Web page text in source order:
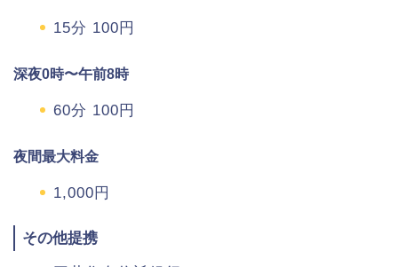
15分 100円
深夜0時〜午前8時
60分 100円
夜間最大料金
1,000円
その他提携